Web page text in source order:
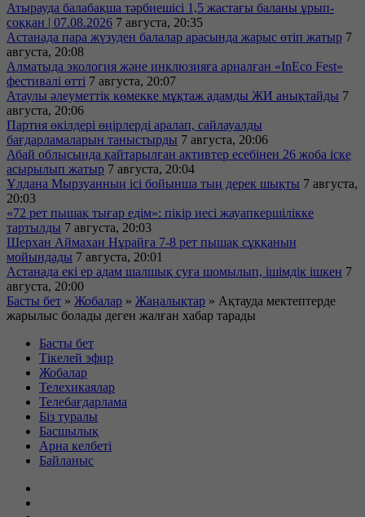
Атырауда балабақша тәрбиешісі 1,5 жастағы баланы ұрып-
соққан | 07.08.2026 7 августа, 20:35
Астанада пара жүзуден балалар арасында жарыс өтіп жатыр 7
августа, 20:08
Алматыда экология және инклюзияға арналған «InEco Fest»
фестивалі өтті 7 августа, 20:07
Атаулы әлеуметтік көмекке мұқтаж адамды ЖИ анықтайды 7
августа, 20:06
Партия өкілдері өңірлерді аралап, сайлауалды
бағдарламаларын таныстырды 7 августа, 20:06
Абай облысында қайтарылған активтер есебінен 26 жоба іске
асырылып жатыр 7 августа, 20:04
Ұлдана Мырзуанның ісі бойынша тың дерек шықты 7 августа,
20:03
«72 рет пышақ тығар едім»: пікір иесі жауапкершілікке
тартылды 7 августа, 20:03
Шерхан Аймахан Нұрайға 7-8 рет пышақ сұққанын
мойындады 7 августа, 20:01
Астанада екі ер адам шалшық суға шомылып, ішімдік ішкен 7
августа, 20:00
Басты бет » Жобалар » Жаңалықтар » Ақтауда мектептерде
жарылыс болады деген жалған хабар тарады
Басты бет
Тікелей эфир
Жобалар
Телехикаялар
Телебағдарлама
Біз туралы
Басшылық
Арна келбеті
Байланыс